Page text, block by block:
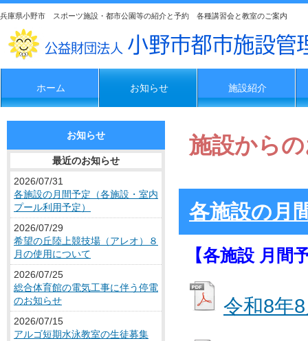
兵庫県小野市 スポーツ施設・都市公園等の紹介と予約 各種講習会と教室のご案内
ホーム お知らせ 施設紹介
お知らせ
最近のお知らせ
2026/07/31
各施設の月間予定（各施設・室内
プール利用予定）
2026/07/29
希望の丘陸上競技場（アレオ）８
月の使用について
2026/07/25
総合体育館の電気工事に伴う停電
のお知らせ
2026/07/15
アルゴ短期水泳教室の生徒募集
施設から
各施設の月
【各施設 月間
令和8年